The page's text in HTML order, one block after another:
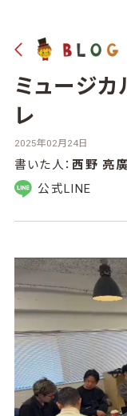
ミュージ
レ
2025年02月24日
書いた人： 西野 亮廣
公式LINE